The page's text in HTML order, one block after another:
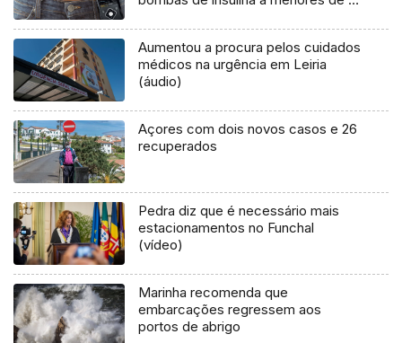
Aumentou a procura pelos cuidados
médicos na urgência em Leiria
(áudio)
Açores com dois novos casos e 26
recuperados
Pedra diz que é necessário mais
estacionamentos no Funchal
(vídeo)
Marinha recomenda que
embarcações regressem aos
portos de abrigo